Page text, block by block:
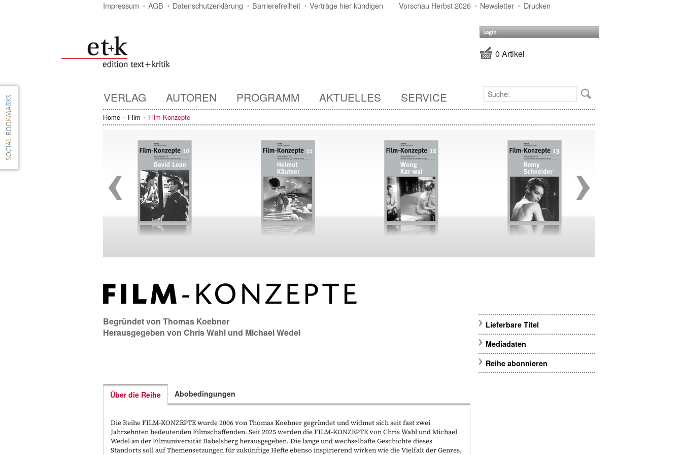
Impressum AGB Datenschutzerklärung Barrierefreiheit Verträge hier kündigen Vorschau Herbst 2026 Newsletter Drucken
Login
0 Artikel
VERLAG AUTOREN PROGRAMM AKTUELLES SERVICE
Home Film Film-Konzepte
Begründet von Thomas Koebner
Herausgegeben von Chris Wahl und Michael Wedel
Lieferbare Titel
Mediadaten
Reihe abonnieren
Über die Reihe
Die Reihe FILM-KONZEPTE wurde 2006 von Thomas Koebner gegründet und widmet sich seit fast zwei
Jahrzehnten bedeutenden Filmschaffenden. Seit 2025 werden die FILM-KONZEPTE von Chris Wahl und Michael
Wedel an der Filmuniversität Babelsberg herausgegeben. Die lange und wechselhafte Geschichte dieses
Standorts soll auf Themensetzungen für zukünftige Hefte ebenso inspirierend wirken wie die Vielfalt der Genres,
Abobedingungen